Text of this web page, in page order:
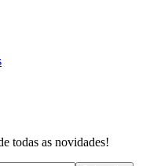
todas as novidades!